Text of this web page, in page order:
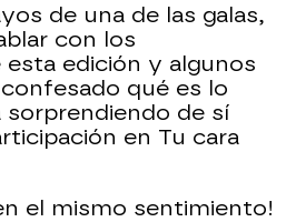
de una de las galas,
con los
edición y algunos
qué es lo
sorprendiendo de sí
en Tu cara
el mismo sentimiento!